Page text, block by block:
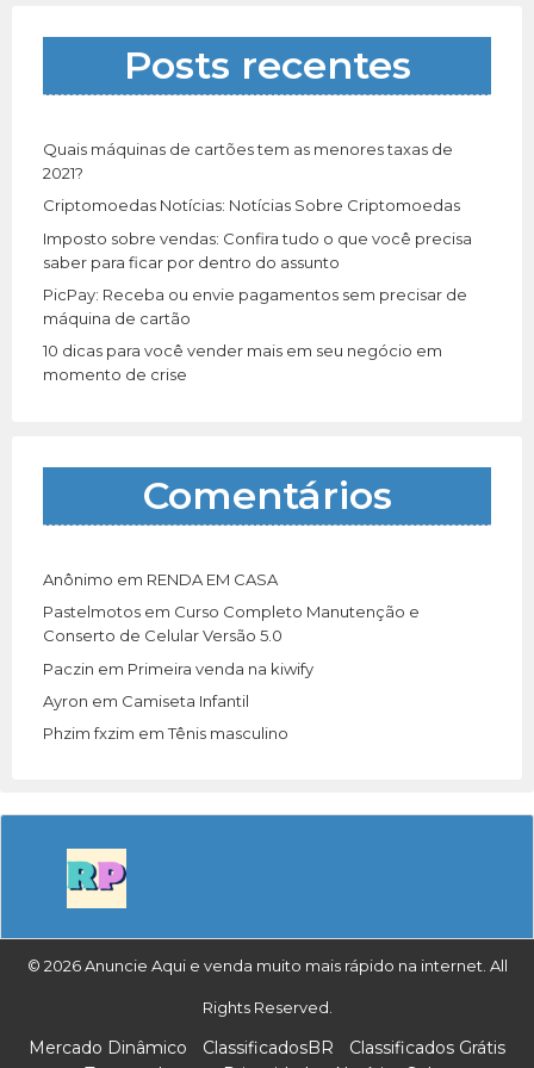
a
r
:
Posts recentes
Quais máquinas de cartões tem as menores taxas de
2021?
Criptomoedas Notícias: Notícias Sobre Criptomoedas
Imposto sobre vendas: Confira tudo o que você precisa
saber para ficar por dentro do assunto
PicPay: Receba ou envie pagamentos sem precisar de
máquina de cartão
10 dicas para você vender mais em seu negócio em
momento de crise
Comentários
Anônimo em RENDA EM CASA
Pastelmotos em Curso Completo Manutenção e
Conserto de Celular Versão 5.0
Paczin em Primeira venda na kiwify
Ayron em Camiseta Infantil
Phzim fxzim emTênis masculino
© 2026 Anuncie Aqui e venda muito mais rápido na internet. All
Rights Reserved.
Mercado Dinâmico ClassificadosBR
Classificados Grátis